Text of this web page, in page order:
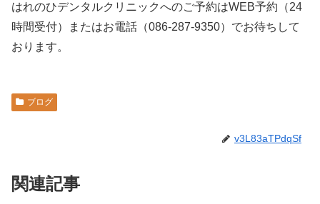
はれのひデンタルクリニックへのご予約はWEB予約（24
時間受付）またはお電話（086-287-9350）でお待ちして
おります。
ブログ
v3L83aTPdqSf
関連記事